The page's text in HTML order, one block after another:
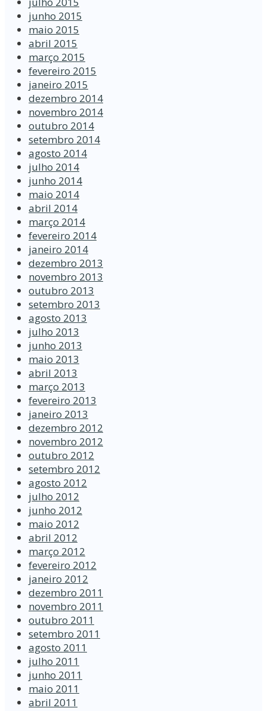
junho 2015
maio 2015
abril 2015
março 2015
fevereiro 2015
janeiro 2015
dezembro 2014
novembro 2014
outubro 2014
setembro 2014
agosto 2014
julho 2014
junho 2014
maio 2014
abril 2014
março 2014
fevereiro 2014
janeiro 2014
dezembro 2013
novembro 2013
outubro 2013
setembro 2013
agosto 2013
julho 2013
junho 2013
maio 2013
abril 2013
março 2013
fevereiro 2013
janeiro 2013
dezembro 2012
novembro 2012
outubro 2012
setembro 2012
agosto 2012
julho 2012
junho 2012
maio 2012
abril 2012
março 2012
fevereiro 2012
janeiro 2012
dezembro 2011
novembro 2011
outubro 2011
setembro 2011
agosto 2011
julho 2011
junho 2011
maio 2011
abril 2011